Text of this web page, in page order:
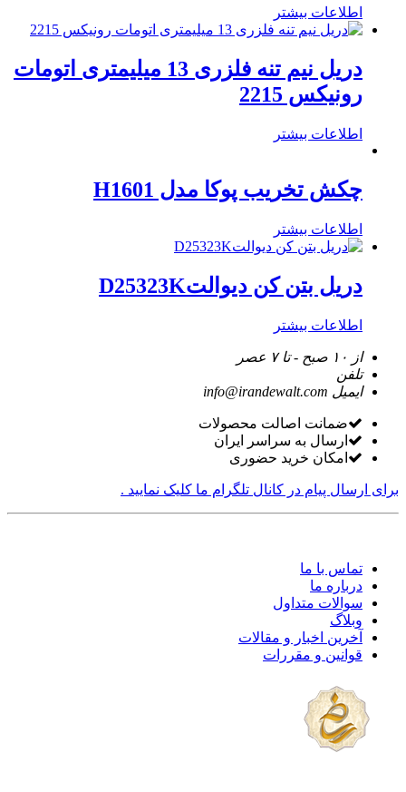
اطلاعات بیشتر
دریل نیم تنه فلزری 13 میلیمتری اتومات
رونیکس 2215
اطلاعات بیشتر
چکش تخریب پوکا مدل H1601
اطلاعات بیشتر
دریل بتن کن دیوالتD25323K
اطلاعات بیشتر
از ۱۰ صبح - تا ۷ عصر
تلفن
ایمیل info@irandewalt.com
ضمانت اصالت محصولات
ارسال به سراسر ایران
امکان خرید حضوری
برای ارسال پیام در کانال تلگرام ما کلیک نمایید .
تماس با ما
درباره ما
سوالات متداول
وبلاگ
آخرین اخبار و مقالات
قوانین و مقررات